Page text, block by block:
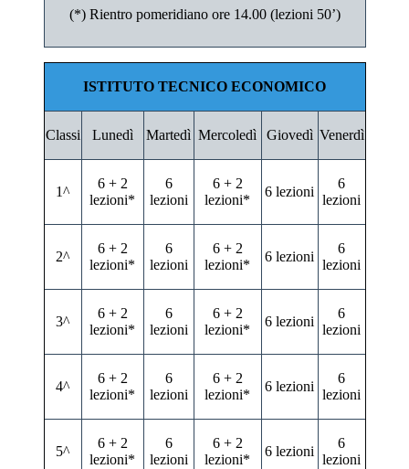
(*) Rientro pomeridiano ore 14.00 (lezioni 50’)
ISTITUTO TECNICO ECONOMICO
Classi Lunedì Martedì Mercoledì Giovedì Venerdì
1^
6 + 2
lezioni*
6
lezioni
6 + 2
lezioni*
6 lezioni
6
lezioni
2^
6 + 2
lezioni*
6
lezioni
6 + 2
lezioni*
6 lezioni
6
lezioni
3^
6 + 2
lezioni*
6
lezioni
6 + 2
lezioni*
6 lezioni
6
lezioni
4^
6 + 2
lezioni*
6
lezioni
6 + 2
lezioni*
6 lezioni
6
lezioni
5^
6 + 2
lezioni*
6
lezioni
6 + 2
lezioni*
6 lezioni
6
lezioni